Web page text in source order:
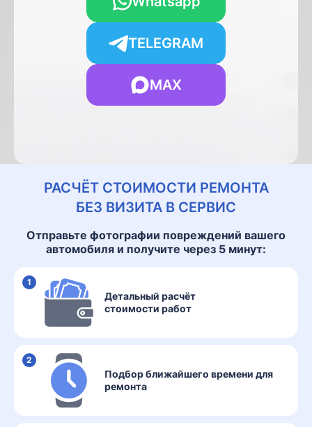
TELEGRAM
MAX
РАСЧЁТ СТОИМОСТИ РЕМОНТА
БЕЗ ВИЗИТА В СЕРВИС
Отправьте фотографии повреждений вашего
автомобиля и получите через 5 минут:
1
Детальный расчёт
стоимости работ
2
Подбор ближайшего времени для
ремонта